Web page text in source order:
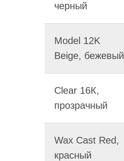
черный
Model 12K
Beige, бежевый
Clear 16К,
прозрачный
Wax Cast Red,
красный